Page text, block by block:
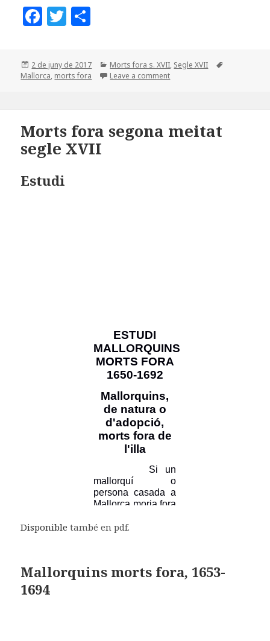
F
c
e
o
k
T
it
te p
ei
x
Posted
on
2 de juny de 2017 Categories
Morts fora s. XVII, Segle XVII
Mallorca, morts fora Leave a comment
Morts fora segona meitat
segle XVII
Estudi
Disponibletambé en pdf.
Mallorquins morts fora, 1653-
1694